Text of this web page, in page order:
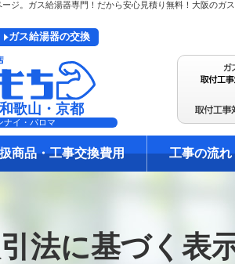
ガス給湯器の交換
歌山・京都
ナイ・パロマ
商品・工事交換費用 工事の流れ
法に基づく表